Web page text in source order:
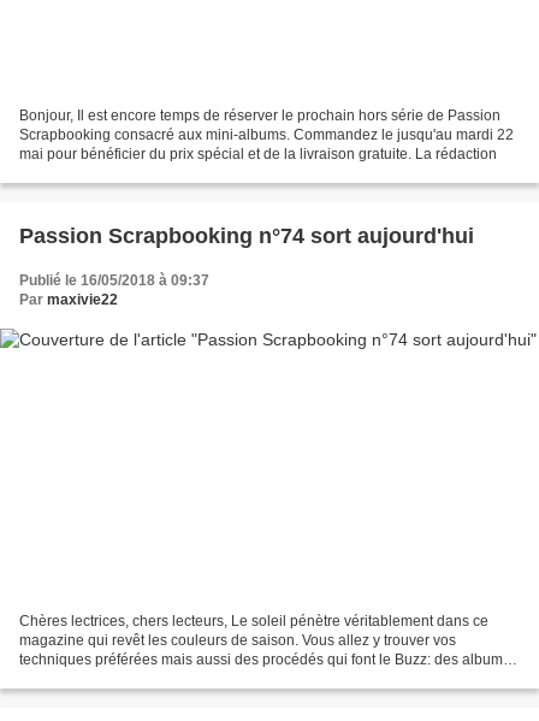
Bonjour, Il est encore temps de réserver le prochain hors série de Passion
Scrapbooking consacré aux mini-albums. Commandez le jusqu'au mardi 22
mai pour bénéficier du prix spécial et de la livraison gratuite. La rédaction
Passion Scrapbooking n°74 sort aujourd'hui
Publié le 16/05/2018 à 09:37
Par maxivie22
Chères lectrices, chers lecteurs, Le soleil pénètre véritablement dans ce
magazine qui revêt les couleurs de saison. Vous allez y trouver vos
techniques préférées mais aussi des procédés qui font le Buzz: des albums